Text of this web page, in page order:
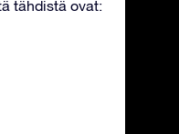
tähdistä ovat: